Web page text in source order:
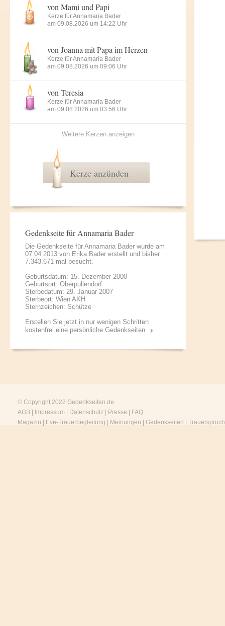
von Mami und Papi
Kerze für Annamaria Bader
am 09.08.2026 um 14:22 Uhr
von Joanna mit Papa im Herzen
Kerze für Annamaria Bader
am 09.08.2026 um 09:06 Uhr
von Teresia
Kerze für Annamaria Bader
am 09.08.2026 um 03:56 Uhr
Weitere Kerzen anzeigen
Kerze anzünden
Gedenkseite für Annamaria Bader
Die Gedenkseite für Annamaria Bader wurde am
07.04.2013 von Erika Bader erstellt und bisher
7.343.671 mal besucht.
Geburtsdatum: 15. Dezember 2000
Geburtsort: Oberpullendorf
Sterbedatum: 29. Januar 2007
Sterbeort: Wien AKH
Sternzeichen: Schütze
Erstellen Sie jetzt in nur wenigen Schritten
kostenfrei eine persönliche Gedenkseiten
© Copyright 2022 Gedenkseiten.de
AGB
Impressum Datenschutz Presse
FAQ
Magazin
Eve-Trauerbegleitung Meinungen Gedenkseiten